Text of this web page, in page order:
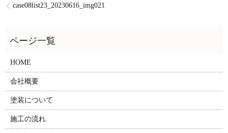
case08list23_20230616_img021
HOME
会社概要
塗装について
施工の流れ